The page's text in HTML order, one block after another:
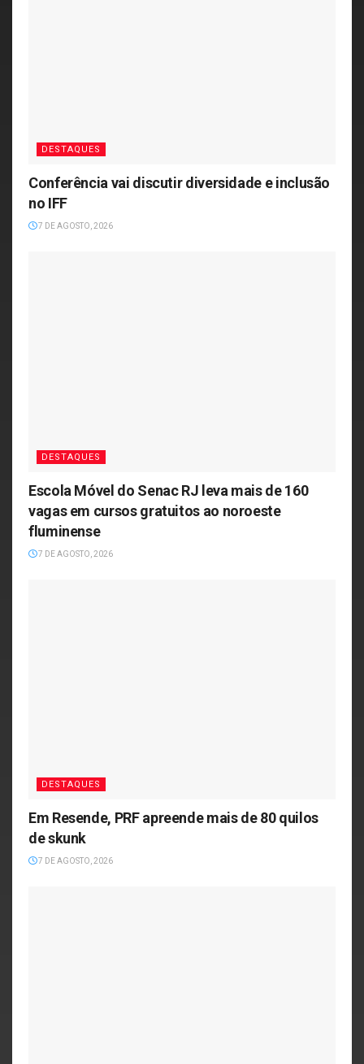
DESTAQUES
Conferência vai discutir diversidade e inclusão
no IFF
7 DE AGOSTO, 2026
DESTAQUES
Escola Móvel do Senac RJ leva mais de 160
vagas em cursos gratuitos ao noroeste
fluminense
7 DE AGOSTO, 2026
DESTAQUES
Em Resende, PRF apreende mais de 80 quilos
de skunk
7 DE AGOSTO, 2026